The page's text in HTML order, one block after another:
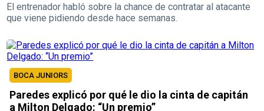
El entrenador habló sobre la chance de contratar al atacante
que viene pidiendo desde hace semanas.
BOCA JUNIORS
Paredes explicó por qué le dio la cinta de capitán
a Milton Delgado: “Un premio”